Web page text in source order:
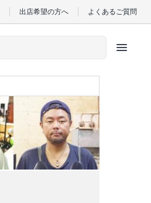
出店希望の方へ よくあるご質問
menu